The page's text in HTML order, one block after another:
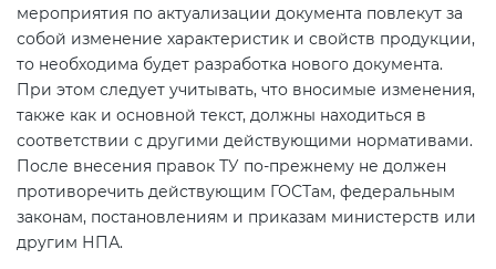
мероприятия по актуализации документа повлекут за
собой изменение характеристик и свойств продукции,
то необходима будет разработка нового документа.
При этом следует учитывать, что вносимые изменения,
также как и основной текст, должны находиться в
соответствии с другими действующими нормативами.
После внесения правок ТУ по-прежнему не должен
противоречить действующим ГОСТам, федеральным
законам, постановлениям и приказам министерств или
другим НПА.
Декларирование алкогольной
продукции (ТР ЕАЭС 047)
Декларирование
электромагнитной
совместимости (ТР ТС 020)
Сертификация детских товаров
(ТР ТС 007)